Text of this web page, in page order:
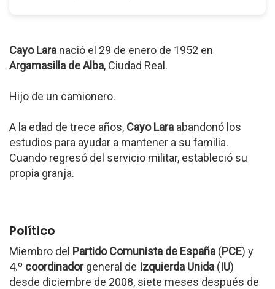
Cayo Lara nació el 29 de enero de 1952 en
Argamasilla de Alba, Ciudad Real.
Hijo de un camionero.
A la edad de trece años, Cayo Lara abandonó los
estudios para ayudar a mantener a su familia.
Cuando regresó del servicio militar, estableció su
propia granja.
Político
Miembro del Partido Comunista de España (PCE) y
4.º coordinadorgeneral de Izquierda Unida (IU)
desde diciembre de 2008, siete meses después de